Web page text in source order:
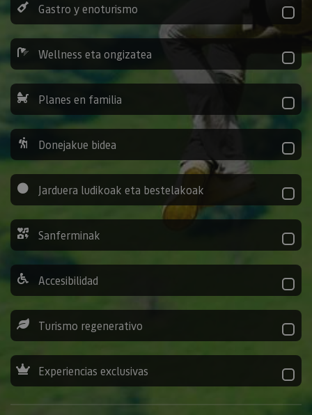
Gastro y enoturismo
Wellness eta ongizatea
Planes en familia
Donejakue bidea
Jarduera ludikoak eta bestelakoak
Sanferminak
Accesibilidad
Turismo regenerativo
Experiencias exclusivas